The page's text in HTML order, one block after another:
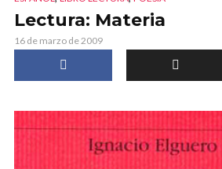
Lectura: Materia
16 de marzo de 2009